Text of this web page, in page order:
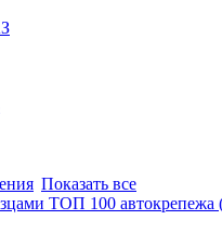
Показать все
ТОП 100 автокрепежа